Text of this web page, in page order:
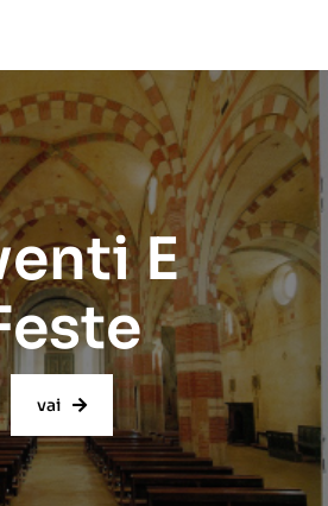
E
vai